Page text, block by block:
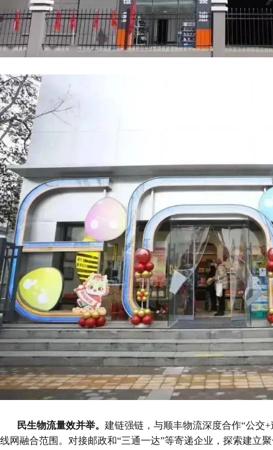
民生物流量效并举。 建链强链，与顺丰物流深度合作“公交
线网融合范围。对接邮政和“三通一达”等寄递企业，探索建立